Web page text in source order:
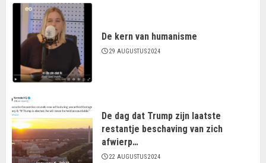
De kern van humanisme
29 AUGUSTUS 2024
De dag dat Trump zijn laatste
restantje beschaving van zich
afwierp…
22 AUGUSTUS 2024